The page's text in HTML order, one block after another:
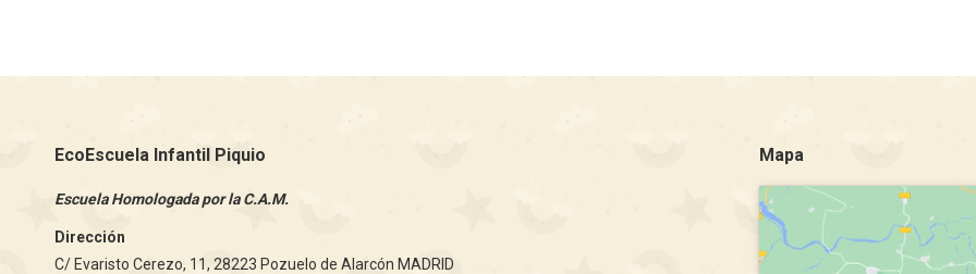
EcoEscuela Infantil Piquio
Escuela Homologada por la C.A.M.
Dirección
C/ Evaristo Cerezo, 11, 28223 Pozuelo de Alarcón MADRID
Mapa